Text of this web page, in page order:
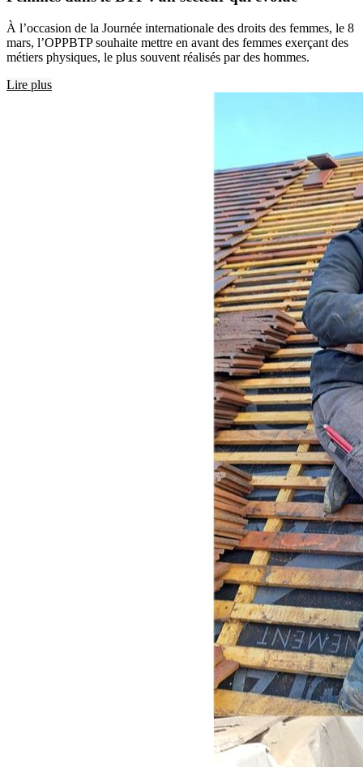
À l’occasion de la Journée internationale des droits des femmes, le 8
mars, l’OPPBTP souhaite mettre en avant des femmes exerçant des
métiers physiques, le plus souvent réalisés par des hommes.
Lire plus